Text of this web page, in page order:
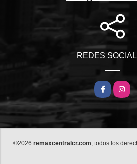
REDES
Facebook
©2026 remaxcentralcr.com, todos los